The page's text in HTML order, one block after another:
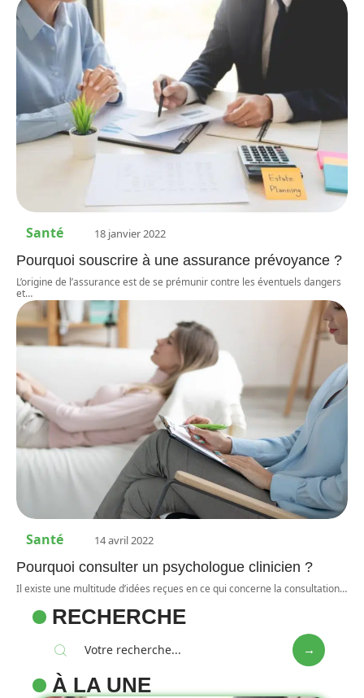
Santé 18 janvier 2022
Pourquoi souscrire à une assurance prévoyance ?
L’origine de l’assurance est de se prémunir contre les éventuels dangers
et…
Santé 14 avril 2022
Pourquoi consulter un psychologue clinicien ?
Il existe une multitude d’idées reçues en ce qui concerne la consultation…
RECHERCHE
À LA UNE